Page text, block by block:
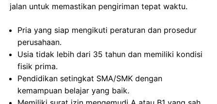
jalan untuk memastikan pengiriman tepat waktu.
Pria yang siap mengikuti peraturan dan prosedur
perusahaan.
Usia tidak lebih dari 35 tahun dan memiliki kondisi
fisik prima.
Pendidikan setingkat SMA/SMK dengan
kemampuan belajar yang baik.